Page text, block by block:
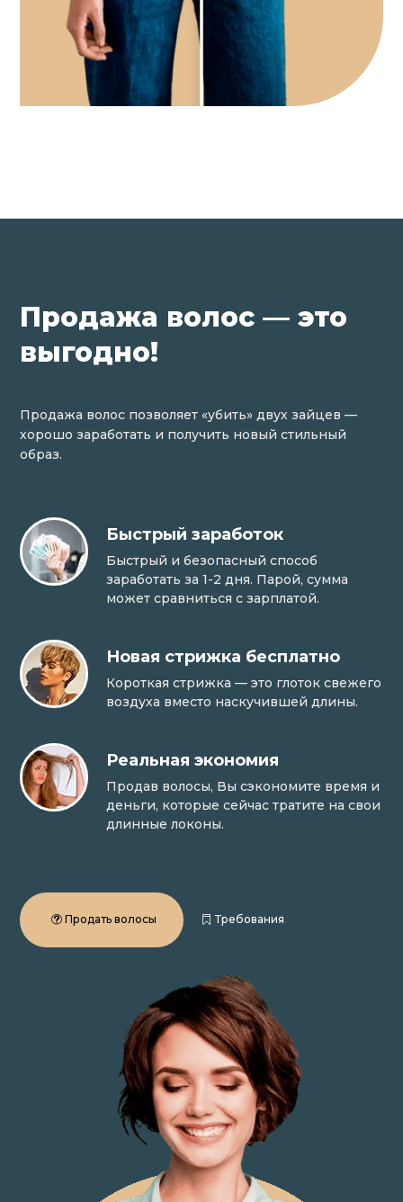
Продажа волос — это
выгодно!
Продажа волос позволяет «убить» двух зайцев —
хорошо заработать и получить новый стильный
образ.
Быстрый заработок
Быстрый и безопасный способ
заработать за 1-2 дня. Парой, сумма
может сравниться с зарплатой.
Новая стрижка бесплатно
Короткая стрижка — это глоток свежего
воздуха вместо наскучившей длины.
Реальная экономия
Продав волосы, Вы сэкономите время и
деньги, которые сейчас тратите на свои
длинные локоны.
Продать волосы Требования